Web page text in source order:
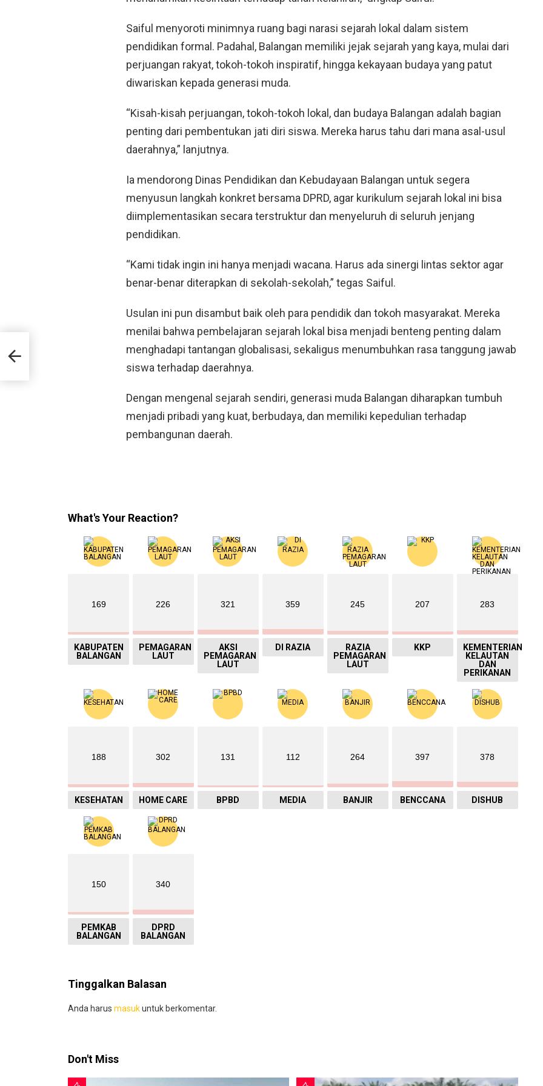
Saiful menyoroti minimnya ruang bagi narasi sejarah lokal dalam sistem
pendidikan formal. Padahal, Balangan memiliki jejak sejarah yang kaya, mulai dari
perjuangan rakyat, tokoh-tokoh inspiratif, hingga kekayaan budaya yang patut
diwariskan kepada generasi muda.
“Kisah-kisah perjuangan, tokoh-tokoh lokal, dan budaya Balangan adalah bagian
penting dari pembentukan jati diri siswa. Mereka harus tahu dari mana asal-usul
daerahnya,” lanjutnya.
Ia mendorong Dinas Pendidikan dan Kebudayaan Balangan untuk segera
menyusun langkah konkret bersama DPRD, agar kurikulum sejarah lokal ini bisa
diimplementasikan secara terstruktur dan menyeluruh di seluruh jenjang
pendidikan.
“Kami tidak ingin ini hanya menjadi wacana. Harus ada sinergi lintas sektor agar
benar-benar diterapkan di sekolah-sekolah,” tegas Saiful.
Usulan ini pun disambut baik oleh para pendidik dan tokoh masyarakat. Mereka
menilai bahwa pembelajaran sejarah lokal bisa menjadi benteng penting dalam
menghadapi tantangan globalisasi, sekaligus menumbuhkan rasa tanggung jawab
siswa terhadap daerahnya.
Dengan mengenal sejarah sendiri, generasi muda Balangan diharapkan tumbuh
menjadi pribadi yang kuat, berbudaya, dan memiliki kepedulian terhadap
pembangunan daerah.
What's Your Reaction?
169
KABUPATEN
BALANGAN
226
PEMAGARAN
LAUT
321
AKSI
PEMAGARAN
LAUT
359
DI RAZIA
245
RAZIA
PEMAGARAN
LAUT
207
KKP
283
KEMENTERIAN
KELAUTAN
DAN
PERIKANAN
188
KESEHATAN
302
HOME CARE
131
BPBD
112
MEDIA
264
BANJIR
397
BENCCANA
378
DISHUB
150
PEMKAB
BALANGAN
340
DPRD
BALANGAN
Tinggalkan Balasan
Anda harus masukuntuk berkomentar.
Don't Miss